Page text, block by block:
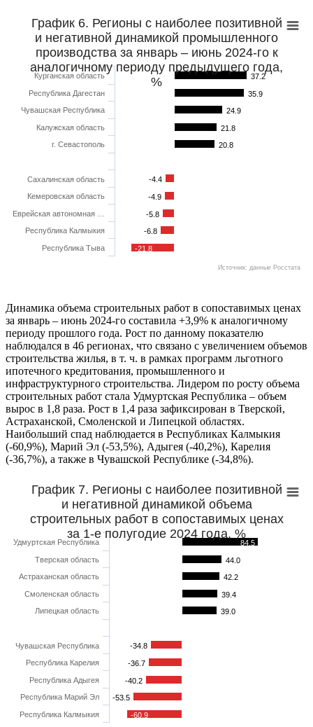
График 6. Регионы с наиболее позитивной
и негативной динамикой промышленного
производства за январь – июнь 2024-го к
аналогичному периоду предыдущего года,
%
37.2
35.9
24.9
21.8
20.8
-4.4
-4.9
-5.8
-6.8
-21.8
Курганская область
Республика Дагестан
Чувашская Республика
Калужская область
г. Севастополь
Сахалинская область
Кемеровская область
Еврейская автономная …
Республика Калмыкия
Республика Тыва
Источник: данные Росстата
Динамика объема строительных работ в сопоставимых ценах
за январь – июнь 2024-го составила +3,9% к аналогичному
периоду прошлого года. Рост по данному показателю
наблюдался в 46 регионах, что связано с увеличением объемов
строительства жилья, в т. ч. в рамках программ льготного
ипотечного кредитования, промышленного и
инфраструктурного строительства. Лидером по росту объема
строительных работ стала Удмуртская Республика – объем
вырос в 1,8 раза. Рост в 1,4 раза зафиксирован в Тверской,
Астраханской, Смоленской и Липецкой областях.
Наибольший спад наблюдается в Республиках Калмыкия
(-60,9%), Марий Эл (-53,5%), Адыгея (-40,2%), Карелия
(-36,7%), а также в Чувашской Республике (-34,8%).
График 7. Регионы с наиболее позитивной
и негативной динамикой объема
строительных работ в сопоставимых ценах
за 1-е полугодие 2024 года, %
84.5
44.0
42.2
39.4
39.0
-34.8
-36.7
-40.2
-53.5
-60.9
Удмуртская Республика
Тверская область
Астраханская область
Смоленская область
Липецкая область
Чувашская Республика
Республика Карелия
Республика Адыгея
Республика Марий Эл
Республика Калмыкия